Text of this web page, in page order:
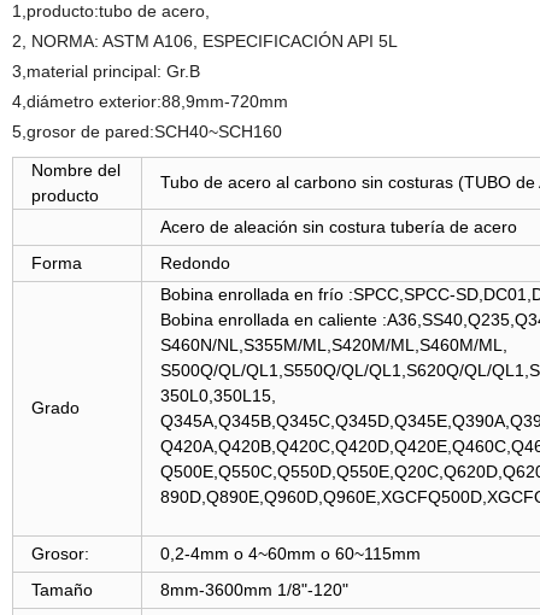
1,producto:tubo de acero,
2, NORMA: ASTM A106, ESPECIFICACIÓN API 5L
3,material principal: Gr.B
4,diámetro exterior:88,9mm-720mm
5,grosor de pared:SCH40~SCH160
Nombre del
producto
Tubo de acero al carbono sin costuras (TUBO
Acero de aleación sin costura tubería de acero
Forma
Redondo
Grado
Bobina enrollada en frío :SPCC,SPCC-
Bobina enrollada en caliente
S460N/NL,S355M/ML,S420M/ML,S460M/ML,
S500Q/QL/QL1,S550Q/QL/QL1,S620Q/QL/
350L0,350L15,
Grosor:
0,2-4mm o 4~60mm o 60~115mm
Tamaño
8mm-3600mm 1/8"-120"